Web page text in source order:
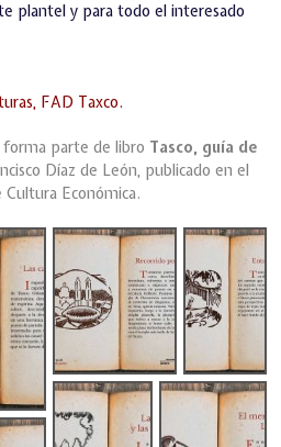
plantel y para todo el interesado
FAD Taxco.
forma parte de libro Tasco, guía de
Díaz de León, publicado en el
Económica.